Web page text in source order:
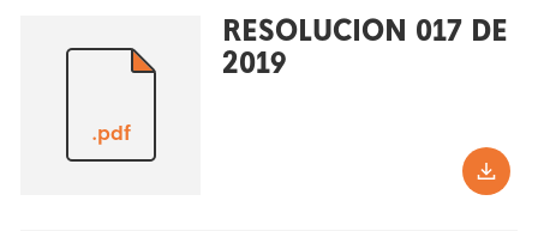
.pdf
RESOLUCION 017 DE
2019